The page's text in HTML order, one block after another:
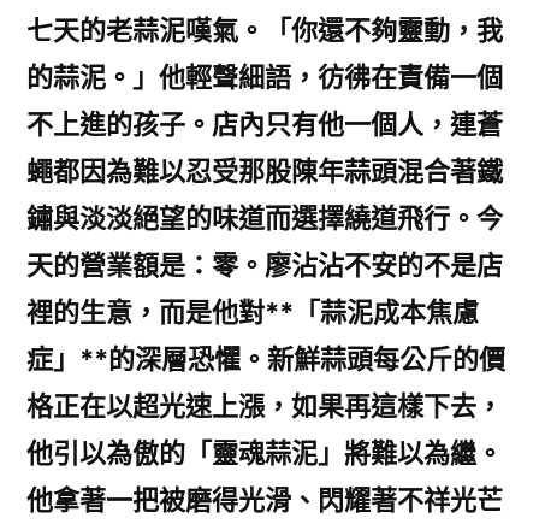
七天的老蒜泥嘆氣。「你還不夠靈動，我
的蒜泥。」他輕聲細語，彷彿在責備一個
不上進的孩子。店內只有他一個人，連蒼
蠅都因為難以忍受那股陳年蒜頭混合著鐵
鏽與淡淡絕望的味道而選擇繞道飛行。今
天的營業額是：零。廖沾沾不安的不是店
裡的生意，而是他對**「蒜泥成本焦慮
症」**的深層恐懼。新鮮蒜頭每公斤的價
格正在以超光速上漲，如果再這樣下去，
他引以為傲的「靈魂蒜泥」將難以為繼。
他拿著一把被磨得光滑、閃耀著不祥光芒